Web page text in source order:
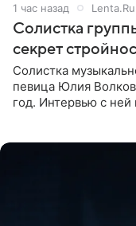
1 час назад Lenta.Ru
Солистка
секрет
Солистка
певица Юлия
год. Интервью с